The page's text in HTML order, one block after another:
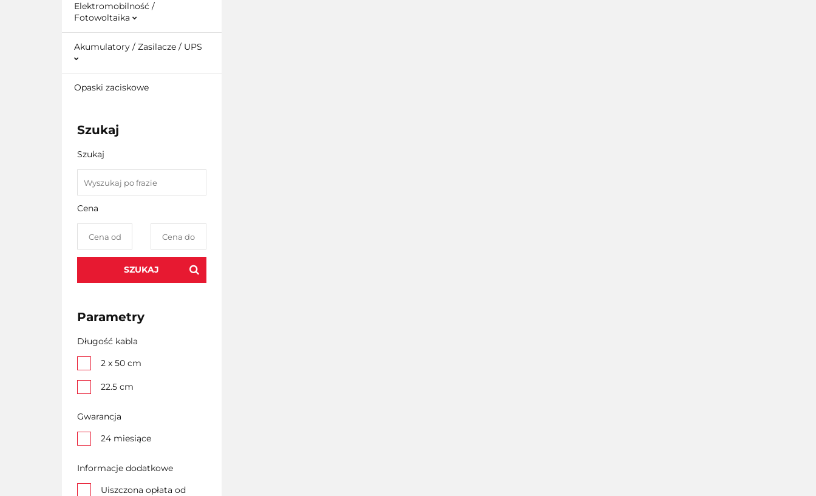
Elektromobilność /
Fotowoltaika
Akumulatory / Zasilacze / UPS
Opaski zaciskowe
Szukaj
Szukaj
Cena
SZUKAJ
Parametry
Długość kabla
2 x 50 cm
22.5 cm
Gwarancja
24 miesiące
Informacje dodatkowe
Uiszczona opłata od